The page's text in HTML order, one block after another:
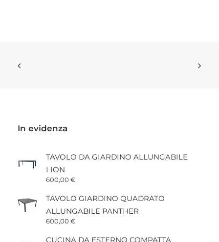
In evidenza
TAVOLO DA GIARDINO ALLUNGABILE
LION
600,00 €
TAVOLO GIARDINO QUADRATO
ALLUNGABILE PANTHER
600,00 €
CUCINA DA ESTERNO COMPATTA